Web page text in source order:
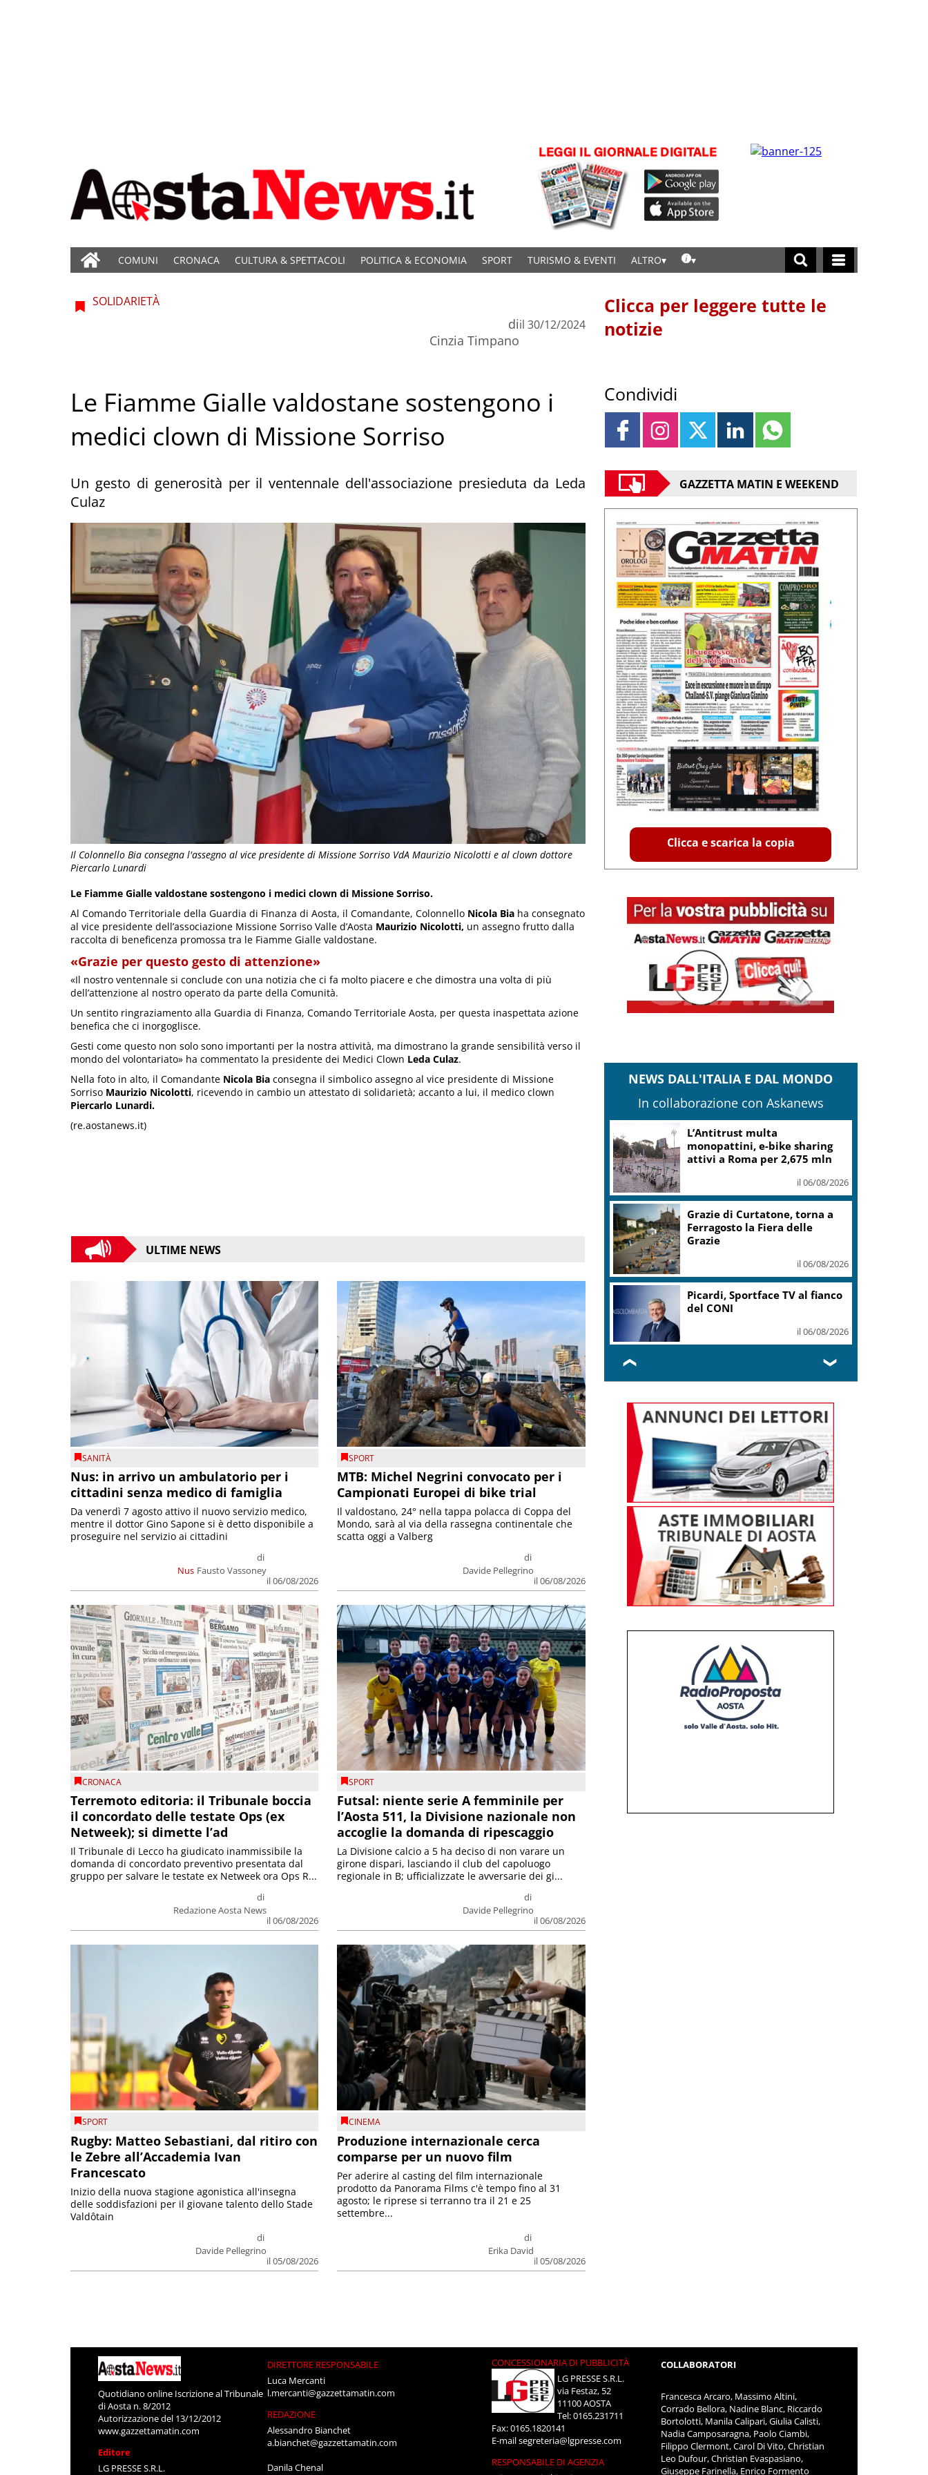
COMUNI CRONACA CULTURA & SPETTACOLI POLITICA & ECONOMIA SPORT TURISMO & EVENTI ALTRO
Il Colonnello Bia consegna l'assegno al vice presidente di Missione Sorriso VdA Maurizio Nicolotti e al clown dottore
Piercarlo Lunardi
SOLIDARIETÀ
di
Cinzia Timpano
il 30/12/2024
Le Fiamme Gialle valdostane sostengono i
medici clown di Missione Sorriso
Un gesto di generosità per il ventennale dell'associazione presieduta da Leda
Culaz
Le Fiamme Gialle valdostane sostengono i medici clown di Missione Sorriso.
Al Comando Territoriale della Guardia di Finanza di Aosta, il Comandante, Colonnello Nicola Bia ha consegnato
al vice presidente dell’associazione Missione Sorriso Valle d’Aosta Maurizio Nicolotti, un assegno frutto dalla
raccolta di beneficenza promossa tra le Fiamme Gialle valdostane.
«Grazie per questo gesto di attenzione»
«Il nostro ventennale si conclude con una notizia che ci fa molto piacere e che dimostra una volta di più
dell’attenzione al nostro operato da parte della Comunità.
Un sentito ringraziamento alla Guardia di Finanza, Comando Territoriale Aosta, per questa inaspettata azione
benefica che ci inorgoglisce.
Gesti come questo non solo sono importanti per la nostra attività, ma dimostrano la grande sensibilità verso il
mondo del volontariato» ha commentato la presidente dei Medici Clown Leda Culaz.
Nella foto in alto, il Comandante Nicola Bia consegna il simbolico assegno al vice presidente di Missione
Sorriso Maurizio Nicolotti, ricevendo in cambio un attestato di solidarietà; accanto a lui, il medico clown
Piercarlo Lunardi.
(re.aostanews.it)
ULTIME NEWS
SANITÀ
Nus: in arrivo un ambulatorio per i
cittadini senza medico di famiglia
Nus
di
Fausto Vassoney
il 06/08/2026
Da venerdì 7 agosto attivo il nuovo servizio medico,
mentre il dottor Gino Sapone si è detto disponibile a
proseguire nel servizio ai cittadini
SPORT
MTB: Michel Negrini convocato per i
Campionati Europei di bike trial
di
Davide Pellegrino
il 06/08/2026
Il valdostano, 24° nella tappa polacca di Coppa del
Mondo, sarà al via della rassegna continentale che
scatta oggi a Valberg
CRONACA
Terremoto editoria: il Tribunale boccia
il concordato delle testate Ops (ex
Netweek); si dimette l’ad
di
Redazione Aosta News
il 06/08/2026
Il Tribunale di Lecco ha giudicato inammissibile la
domanda di concordato preventivo presentata dal
gruppo per salvare le testate ex Netweek ora Ops R...
SPORT
Futsal: niente serie A femminile per
l’Aosta 511, la Divisione nazionale non
accoglie la domanda di ripescaggio
di
Davide Pellegrino
il 06/08/2026
La Divisione calcio a 5 ha deciso di non varare un
girone dispari, lasciando il club del capoluogo
regionale in B; ufficializzate le avversarie dei gi...
SPORT
Rugby: Matteo Sebastiani, dal ritiro con
le Zebre all’Accademia Ivan
Francescato
di
Davide Pellegrino
il 05/08/2026
Inizio della nuova stagione agonistica all'insegna
delle soddisfazioni per il giovane talento dello Stade
Valdôtain
CINEMA
Produzione internazionale cerca
comparse per un nuovo film
di
Erika David
il 05/08/2026
Per aderire al casting del film internazionale
prodotto da Panorama Films c'è tempo fino al 31
agosto; le riprese si terranno tra il 21 e 25
settembre...
Clicca per leggere tutte le
notizie
Condividi
GAZZETTA MATIN E WEEKEND
Clicca e scarica la copia
NEWS DALL'ITALIA E DAL MONDO
In collaborazione con Askanews
L’Antitrust multa
monopattini, e-bike sharing
attivi a Roma per 2,675 mln
il 06/08/2026
Grazie di Curtatone, torna a
Ferragosto la Fiera delle
Grazie
il 06/08/2026
Picardi, Sportface TV al fianco
del CONI
il 06/08/2026
❮ ❯
Quotidiano online Iscrizione al Tribunale
di Aosta n. 8/2012
Autorizzazione del 13/12/2012
www.gazzettamatin.com
Editore
LG PRESSE S.R.L.
DIRETTORE RESPONSABILE
Luca Mercanti
l.mercanti@gazzettamatin.com
REDAZIONE
Alessandro Bianchet
a.bianchet@gazzettamatin.com
Danila Chenal
CONCESSIONARIA DI PUBBLICITÀ
LG PRESSE S.R.L.
via Festaz, 52
11100 AOSTA
Tel: 0165.231711
Fax: 0165.1820141
E-mailsegreteria@lgpresse.com
RESPONSABILE DI AGENZIA
COLLABORATORI
Francesca Arcaro, Massimo Altini,
Corrado Bellora, Nadine Blanc, Riccardo
Bortolotti, Manila Calipari, Giulia Calisti,
Nadia Camposaragna, Paolo Ciambi,
Filippo Clermont, Carol Di Vito, Christian
Leo Dufour, Christian Evaspasiano,
Giuseppe Farinella, Enrico Formento